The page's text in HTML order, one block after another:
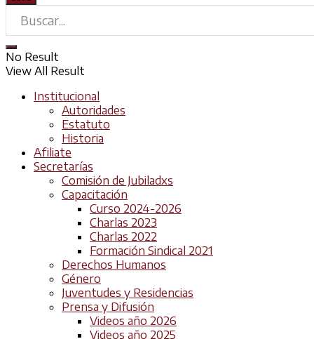
No Result
View All Result
Institucional
Autoridades
Estatuto
Historia
Afiliate
Secretarías
Comisión de Jubiladxs
Capacitación
Curso 2024-2026
Charlas 2023
Charlas 2022
Formación Sindical 2021
Derechos Humanos
Género
Juventudes y Residencias
Prensa y Difusión
Videos año 2026
Videos año 2025